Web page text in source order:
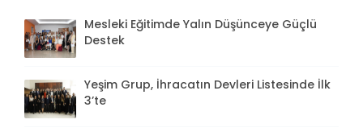
Mesleki Eğitimde Yalın Düşünceye Güçlü
Destek
Yeşim Grup, İhracatın Devleri Listesinde İlk
3’te